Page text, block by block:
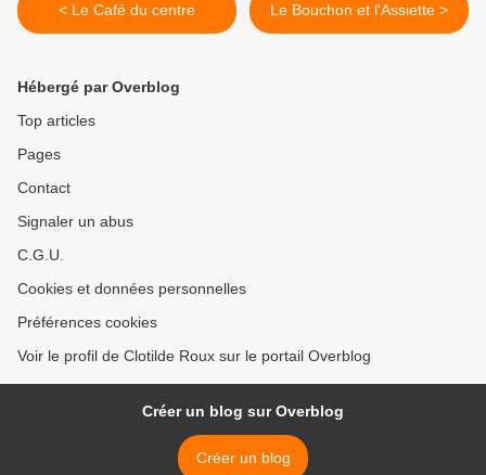
< Le Café du centre Le Bouchon et l'Assiette >
Hébergé par Overblog
Top articles
Pages
Contact
Signaler un abus
C.G.U.
Cookies et données personnelles
Préférences cookies
Voir le profil de Clotilde Roux sur le portail Overblog
Créer un blog sur Overblog
Créer un blog